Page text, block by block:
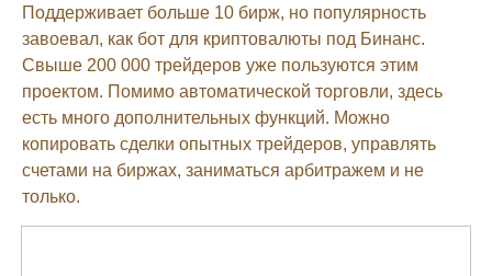
Поддерживает больше 10 бирж, но популярность
завоевал, как бот для криптовалюты под Бинанс.
Свыше 200 000 трейдеров уже пользуются этим
проектом. Помимо автоматической торговли, здесь
есть много дополнительных функций. Можно
копировать сделки опытных трейдеров, управлять
счетами на биржах, заниматься арбитражем и не
только.